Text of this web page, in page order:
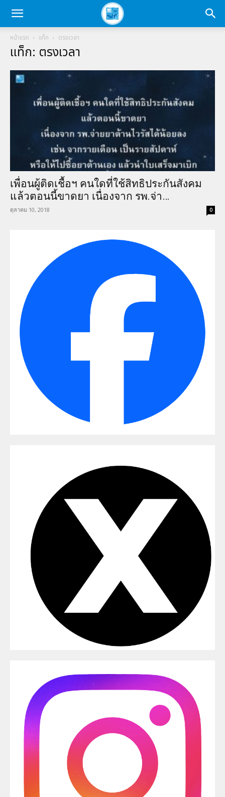
หน้าแรก แท็ก ตรงเวลา
แท็ก: ตรงเวลา
เพื่อนผู้ติดเชื้อฯ คนใดที่ใช้สิทธิประกันสังคม
แล้วตอนนี้ขาดยา เนื่องจาก รพ.จ่า…
ตุลาคม 10, 2018 0